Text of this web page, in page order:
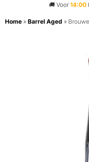
🚚 Voor 14:00
Home » Barrel Aged »